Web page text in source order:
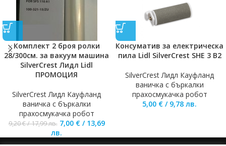
Комплект 2 броя ролки
28/300см. за вакуум машина
SilverCrest Лидл Lidl
ПРОМОЦИЯ
SilverCrest Лидл Кауфланд
ваничка с бъркалки
прахосмукачка робот
9,20€/17,99лв. 7,00 € / 13,69
лв.
Консуматив за електрическа
пила Lidl SilverCrest SHE 3 B2
SilverCrest Лидл Кауфланд
ваничка с бъркалки
прахосмукачка робот
5,00 € / 9,78 лв.